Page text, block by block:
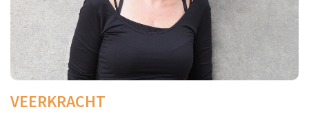
VEERKRACHT